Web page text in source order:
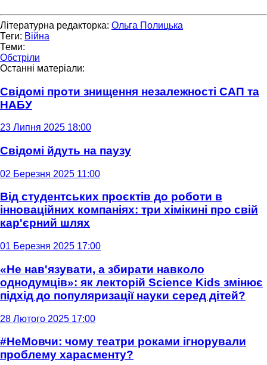
Літературна редакторка: Ольга Полицька
Теги: Війна
Теми:
Обстріли
Останні матеріали:
Свідомі проти знищення незалежності САП та
НАБУ
23 Липня 2025 18:00
Свідомі йдуть на паузу
02 Березня 2025 11:00
Від студентських проєктів до роботи в
інноваційних компаніях: три хімікині про свій
кар'єрний шлях
01 Березня 2025 17:00
«Не нав'язувати, а збирати навколо
однодумців»: як лекторій Science Kids змінює
підхід до популяризації науки серед дітей?
28 Лютого 2025 17:00
#НеМовчи: чому театри роками ігнорували
проблему харасменту?